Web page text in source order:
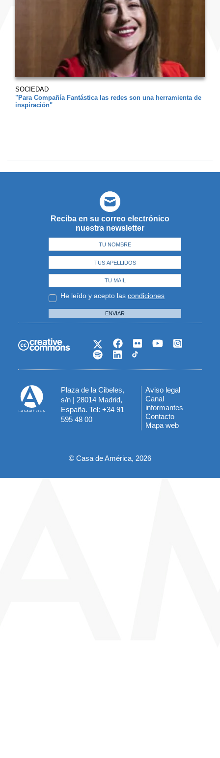
SOCIEDAD
"Para Compañía Fantástica las redes son una herramienta de
inspiración"
Reciba en su correo electrónico
nuestra newsletter
He leído y acepto las condiciones
ENVIAR
Plaza de la Cibeles,
s/n | 28014 Madrid,
España. Tel: +34 91
595 48 00
Menú
del
pie
Aviso legal
Canal
informantes
Contacto
Mapa web
© Casa de América, 2026